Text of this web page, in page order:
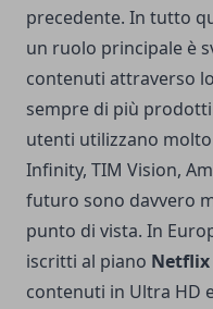
precedente. In tutto
un ruolo principale è
contenuti attraverso
sempre di più
utenti utilizzano
Infinity, TIM Vision,
futuro sono davvero
punto di vista. In
iscritti al piano Netflix
contenuti in Ultra HD